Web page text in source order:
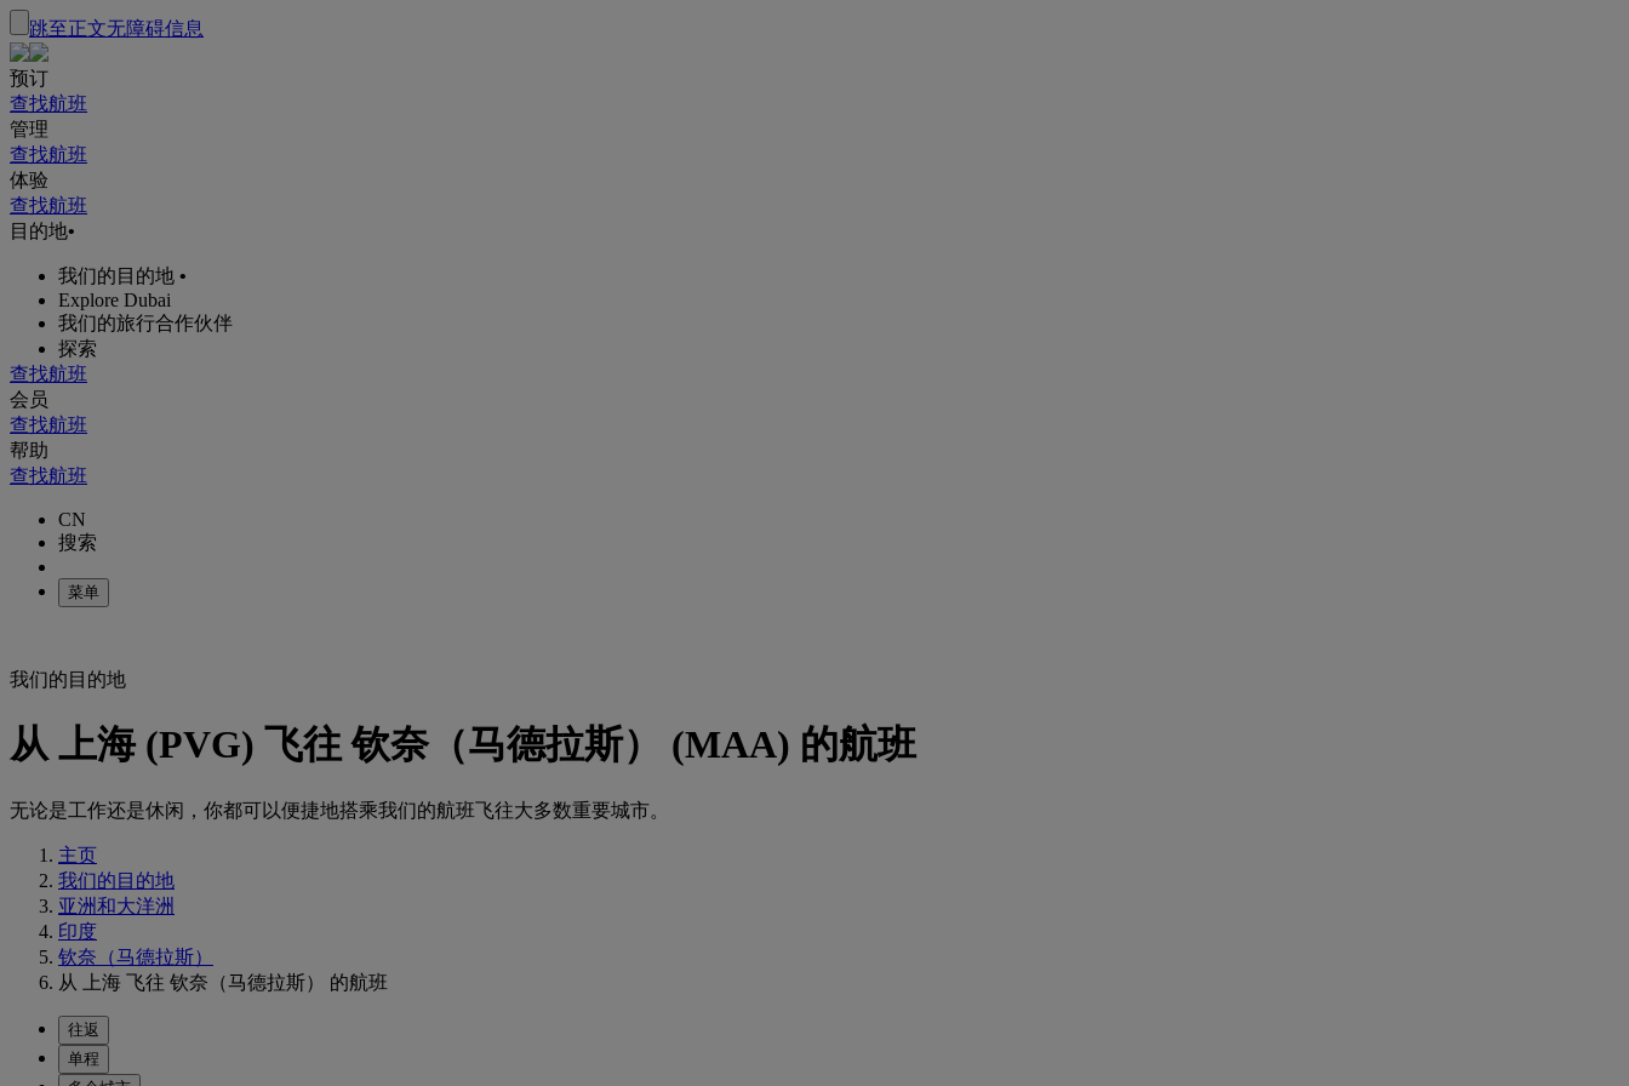
跳至正文无障碍信息
预订
查找航班
管理
查找航班
体验
查找航班
目的地•
我们的目的地 •
Explore Dubai
我们的旅行合作伙伴
探索
查找航班
会员
查找航班
帮助
查找航班
CN
搜索
菜单
我们的目的地
从 上海 (PVG) 飞往 钦奈（马德拉斯） (MAA) 的航班
无论是工作还是休闲，你都可以便捷地搭乘我们的航班飞往大多数重要城市。
主页
我们的目的地
亚洲和大洋洲
印度
钦奈（马德拉斯）
从 上海 飞往 钦奈（马德拉斯） 的航班
往返
单程